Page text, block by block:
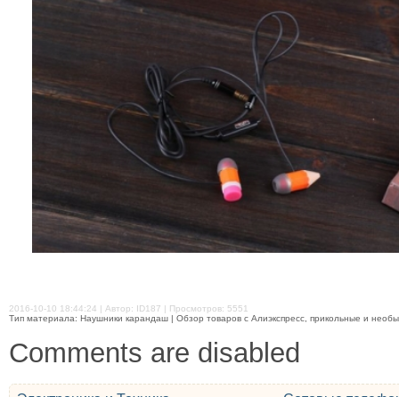
2016-10-10 18:44:24 | Автор: ID187 | Просмотров: 5551
Тип материала: Наушники карандаш | Обзор товаров с Алиэкспресс, прикольные и
Comments are disabled